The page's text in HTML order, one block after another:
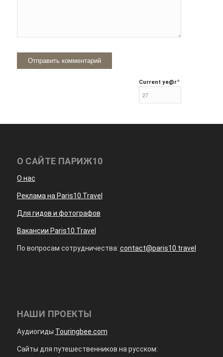
Current ye@r*
О САЙТЕ ПАРИЖ10
О нас
Реклама на Paris10.Travel
Для гидов и фотографов
Вакансии Paris10.Travel
По вопросам сотрудничества: contact@paris10.travel
НАШИ ПРОЕКТЫ
Аудиогиды Touringbee.com
Сайты для путешественников на русском: